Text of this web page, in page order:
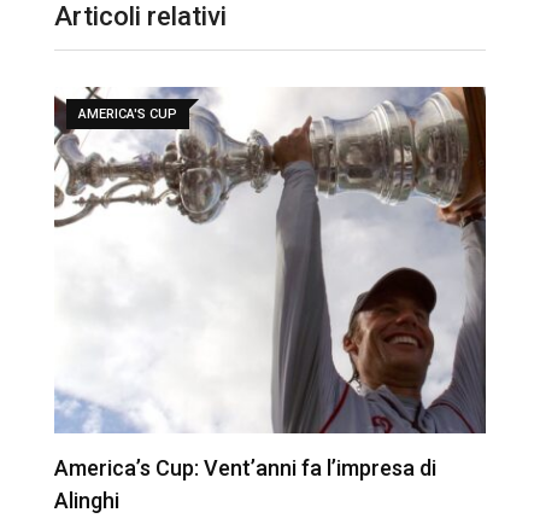
Articoli relativi
AMERICA'S CUP
America’s Cup: Vent’anni fa l’impresa di
Alinghi